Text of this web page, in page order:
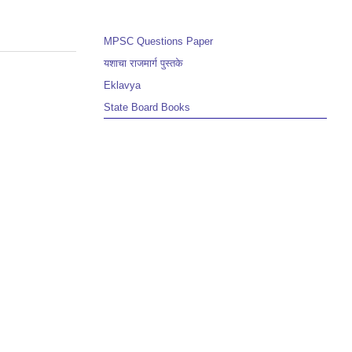
MPSC Questions Paper
यशाचा राजमार्ग पुस्तके
Eklavya
State Board Books